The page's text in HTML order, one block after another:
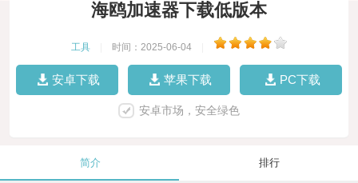
海鸥加速器下载低版本
工具 时间：2025-06-04
安卓下载 苹果下载 PC下载
安卓市场，安全绿色
简介 排行